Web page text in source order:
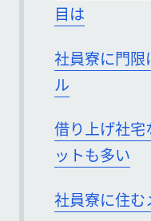
目は
社員寮に門
ル
借り上げ社宅
ットも多い
社員寮に住む